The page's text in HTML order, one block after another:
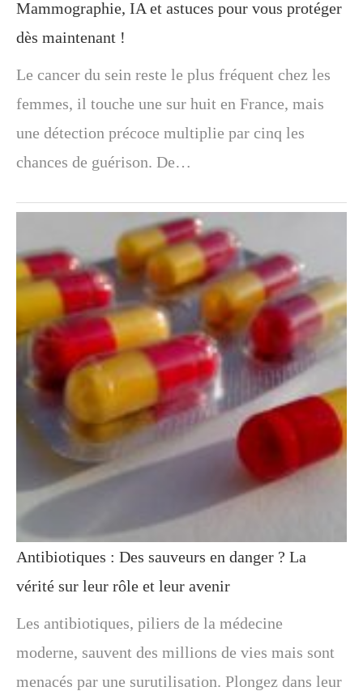
Mammographie, IA et astuces pour vous protéger
dès maintenant !
Le cancer du sein reste le plus fréquent chez les
femmes, il touche une sur huit en France, mais
une détection précoce multiplie par cinq les
chances de guérison. De…
Antibiotiques : Des sauveurs en danger ? La
vérité sur leur rôle et leur avenir
Les antibiotiques, piliers de la médecine
moderne, sauvent des millions de vies mais sont
menacés par une surutilisation. Plongez dans leur